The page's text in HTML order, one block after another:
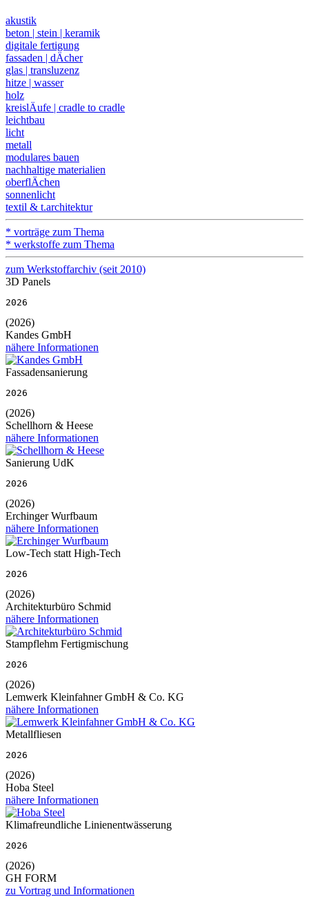
akustik
beton | stein | keramik
digitale fertigung
fassaden | dÄcher
glas | transluzenz
hitze | wasser
holz
kreislÄufe | cradle to cradle
leichtbau
licht
metall
modulares bauen
nachhaltige materialien
oberflÄchen
sonnenlicht
textil & t.architektur
* vorträge zum Thema
* werkstoffe zum Thema
zum Werkstoffarchiv (seit 2010)
3D Panels
2026
(2026)
Kandes GmbH
nähere Informationen
Fassadensanierung
2026
(2026)
Schellhorn & Heese
nähere Informationen
Sanierung UdK
2026
(2026)
Erchinger Wurfbaum
nähere Informationen
Low-Tech statt High-Tech
2026
(2026)
Architekturbüro Schmid
nähere Informationen
Stampflehm Fertigmischung
2026
(2026)
Lemwerk Kleinfahner GmbH & Co. KG
nähere Informationen
Metallfliesen
2026
(2026)
Hoba Steel
nähere Informationen
Klimafreundliche Linienentwässerung
2026
(2026)
GH FORM
zu Vortrag und Informationen